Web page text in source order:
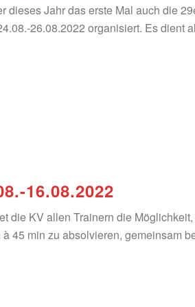
dieses Jahr das erste Mal auch die
26.08.2022 organisiert. Es dient
16.08.2022
die KV allen Trainern die Möglichkeit,
45 min zu absolvieren, gemeinsam